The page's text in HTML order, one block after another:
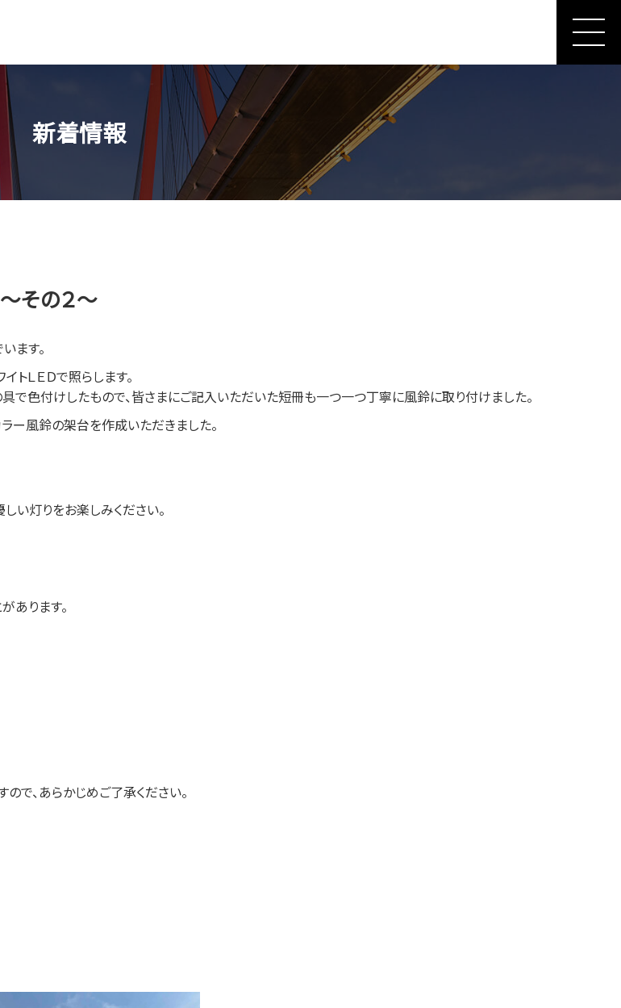
新着情報
その２～
ます。
ＬＥＤで照らします。
で色付けしたもので、皆さまにご記入いただいた短冊も一つ一つ丁寧に風鈴に取り付けました。
ー風鈴の架台を作成いただきました。
い灯りをお楽しみください。
あります。
、あらかじめご了承ください。